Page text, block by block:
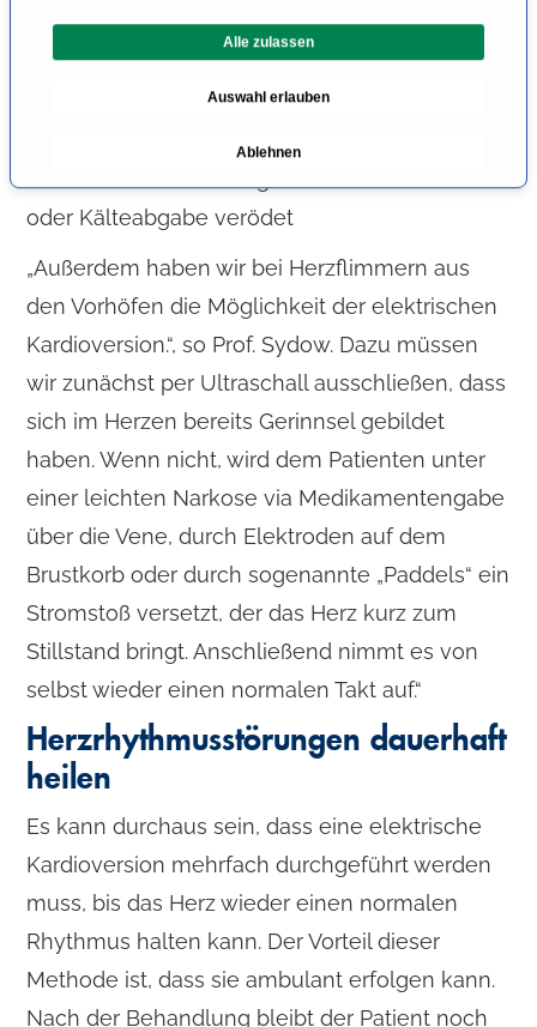
s
a
s
w
l
Alle zulassen
Auswahl erlauben
Ablehnen
in Ablationsbereitschaft: Per Katheter werden
die Stellen im Herzen oder in den
angrenzenden Lungengefäßen, die den
rasenden Herzschlag auslösen, ermittelt und
oder Kälteabgabe verödet
„Außerdem haben wir bei Herzflimmern aus
den Vorhöfen die Möglichkeit der elektrischen
Kardioversion.“, so Prof. Sydow. Dazu müssen
wir zunächst per Ultraschall ausschließen, dass
sich im Herzen bereits Gerinnsel gebildet
haben. Wenn nicht, wird dem Patienten unter
einer leichten Narkose via Medikamentengabe
über die Vene, durch Elektroden auf dem
Brustkorb oder durch sogenannte „Paddels“ ein
Stromstoß versetzt, der das Herz kurz zum
Stillstand bringt. Anschließend nimmt es von
selbst wieder einen normalen Takt auf.“
Herzrhythmusstörungen dauerhaft
heilen
Es kann durchaus sein, dass eine elektrische
Kardioversion mehrfach durchgeführt werden
muss, bis das Herz wieder einen normalen
Rhythmus halten kann. Der Vorteil dieser
Methode ist, dass sie ambulant erfolgen kann.
Nach der Behandlung bleibt der Patient noch